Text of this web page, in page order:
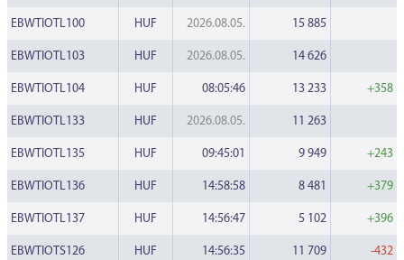
EBWTIOTL100 HUF 2026.08.05. 15 885
EBWTIOTL103 HUF 2026.08.05. 14 626
EBWTIOTL104 HUF 08:05:46 13 233 +358
EBWTIOTL133 HUF 2026.08.05. 11 263
EBWTIOTL135 HUF 09:45:01 9 949 +243
EBWTIOTL136 HUF 14:58:58 8 481 +379
EBWTIOTL137 HUF 14:56:47 5 102 +396
EBWTIOTS126 HUF 14:56:35 11 709 -432